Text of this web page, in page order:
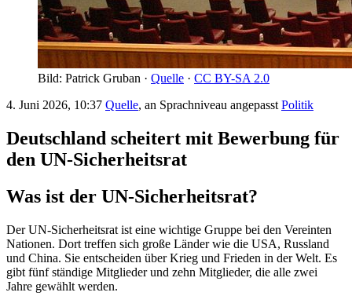
Bild: Patrick Gruban · Quelle · CC BY-SA 2.0
4. Juni 2026, 10:37 Quelle, an Sprachniveau angepasst Politik
Deutschland scheitert mit Bewerbung für
den UN-Sicherheitsrat
Was ist der UN-Sicherheitsrat?
Der UN-Sicherheitsrat ist eine wichtige Gruppe bei den Vereinten
Nationen. Dort treffen sich große Länder wie die USA, Russland
und China. Sie entscheiden über Krieg und Frieden in der Welt. Es
gibt fünf ständige Mitglieder und zehn Mitglieder, die alle zwei
Jahre gewählt werden.